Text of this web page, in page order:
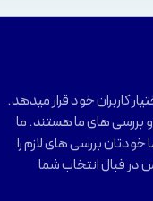
از 7000 بروکر را در اختیار کاربران خود قرار میدهد.
و بررسی های ما هستند. ما
بررسی های لازم را
در قبال انتخاب شما